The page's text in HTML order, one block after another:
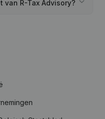
van R-Tax Advisory?